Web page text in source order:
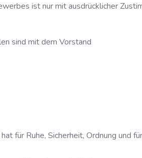
ist nur mit ausdrücklicher
sind mit dem Vorstand
für Ruhe, Sicherheit, Ordnung und